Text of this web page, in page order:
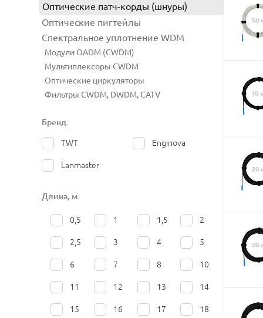
Оптические патч-корды (шнуры)
Оптические пигтейлы
Спектральное уплотнение WDM
Модули OADM (CWDM)
Мультиплексоры CWDM
Оптические циркуляторы
Фильтры CWDM, DWDM, CATV
Бренд:
TWT Enginova
Lanmaster
Длина, м:
0,5 1 1,5 2
2,5 3 4 5
6 7 8 10
11 12 13 14
15 16 17 18